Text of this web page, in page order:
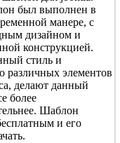
был выполнен в
манере, с
дизайном и
конструкцией.
стиль и
различных элементов
делают данный
более
Шаблон
и его